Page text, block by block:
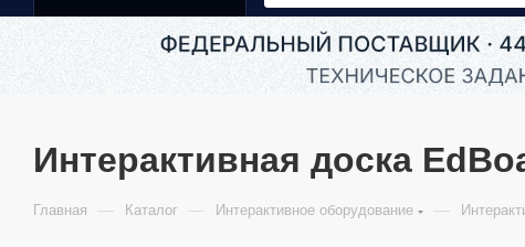
Интерактивная доска
Главная — Каталог — Интерактивное оборудование —